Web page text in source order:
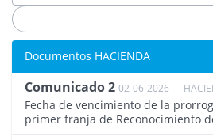
Documentos HACIENDA
Comunicado 2 02-06-2026 —
Fecha de vencimiento de la
primer franja de Reconocimiento